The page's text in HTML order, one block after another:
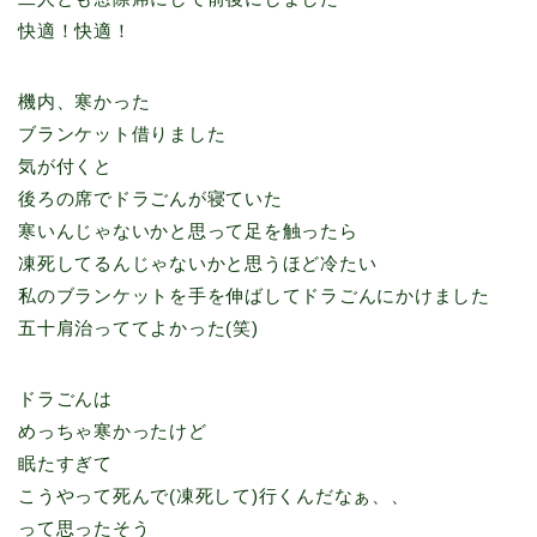
快適！快適！
機内、寒かった
ブランケット借りました
気が付くと
後ろの席でドラごんが寝ていた
寒いんじゃないかと思って足を触ったら
凍死してるんじゃないかと思うほど冷たい
私のブランケットを手を伸ばしてドラごんにかけました
五十肩治っててよかった(笑)
ドラごんは
めっちゃ寒かったけど
眠たすぎて
こうやって死んで(凍死して)行くんだなぁ、、
って思ったそう